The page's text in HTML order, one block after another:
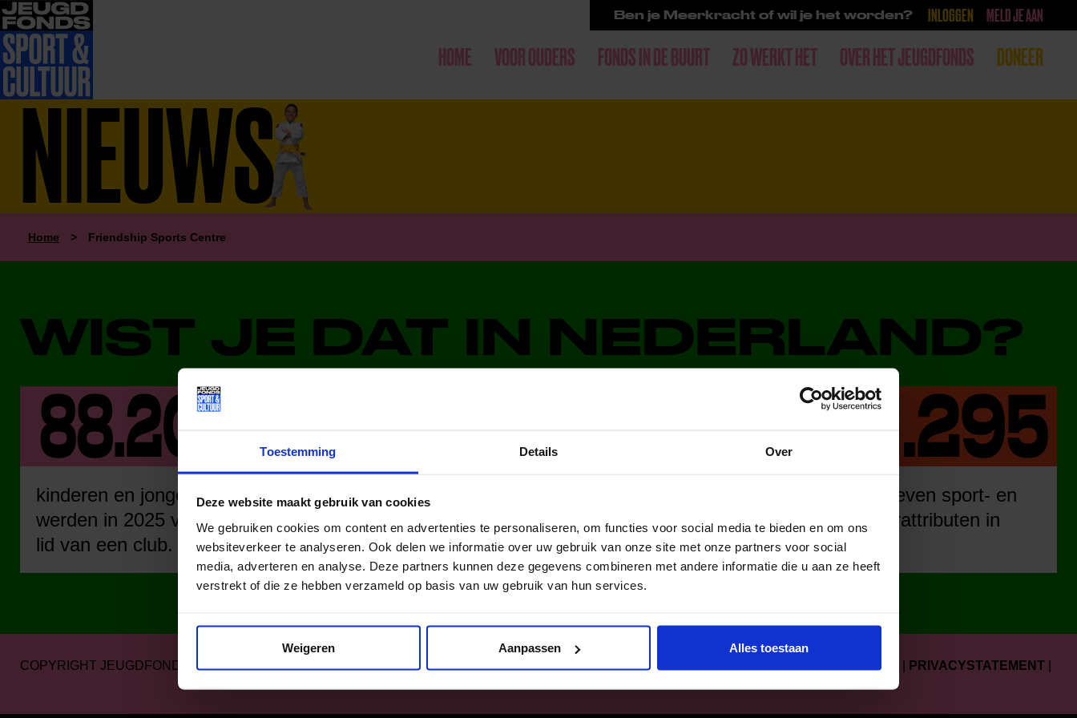
Toestemming Details Over
Deze website maakt gebruik van cookies
We gebruiken cookies om content en advertenties te personaliseren, om functies voor social media te bieden en om ons
websiteverkeer te analyseren. Ook delen we informatie over uw gebruik van onze site met onze partners voor social
media, adverteren en analyse. Deze partners kunnen deze gegevens combineren met andere informatie die u aan ze heeft
verstrekt of die ze hebben verzameld op basis van uw gebruik van hun services.
Weigeren Aanpassen Alles toestaan
Ben je Meerkracht of wil je het worden? INLOGGEN MELD JE AAN
HOME VOOR OUDERS FONDS IN DE BUURT ZO WERKT HET OVER HET JEUGDFONDS DONEER
NIEUWS
Home > Friendship Sports Centre
WIST JE DAT IN NEDERLAND?
kinderen en jongeren
werden in 2025 via ons
lid van een club.
kinderen en jongeren
werden in 2025 via ons
lid van een sportclub.
werden in 2025 via ons
lid van een cultuurclub.
uitgegeven sport- en
cultuurattributen in
2025.
COPYRIGHT JEUGDFONDS SPORT & CULTUUR 2026 SITEMAP|DISCLAIMER KLACHTEN PRIVACYSTATEMENT